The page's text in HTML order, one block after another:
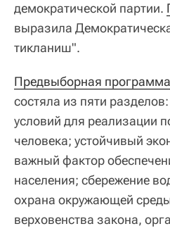
демократической партии.
выразила
тикланиш".
Предвыборная программа
состяла из пяти
условий для реализации
человека; устойчивый
важный фактор
населения; сбережение
охрана окружающей
верховенства закона,